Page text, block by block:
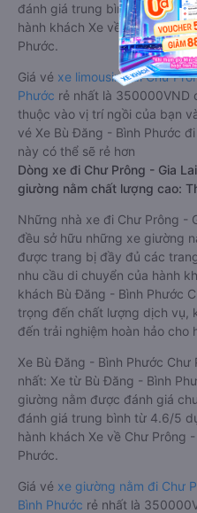
đánh giá trung bình từ 4.6/5
hành khách Xe về Chư Prông
Phước.
Giá vé xe limousine đi Chư
Phước rẻ nhất là 350000VND
thuộc vào vị trí ngồi của bạn
vé Xe Bù Đăng - Bình Phước
này có thể sẽ rẻ hơn
Dòng xe đi Chư Prông - Gia
giường nằm chất lượng cao:
Những nhà xe đi Chư Prông -
đều sở hữu những xe giường
được trang bị đầy đủ các
nhu cầu di chuyển của hành
khách Bù Đăng - Bình Phước
trọng đến chất lượng dịch vụ,
đến trải nghiệm hoàn hảo cho
Xe Bù Đăng - Bình Phước
nhất: Xe từ Bù Đăng - Bình
giường nằm được đánh giá
đánh giá trung bình từ 4.6/5
hành khách Xe về Chư Prông
Phước.
Giá vé xe giường nằm đi Chư
Bình Phước rẻ nhất là